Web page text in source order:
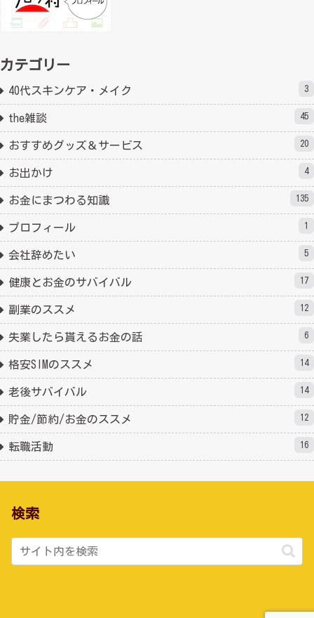
カテゴリー
40代スキンケア・メイク 3
the雑談 45
おすすめグッズ＆サービス 20
お出かけ 4
お金にまつわる知識 135
プロフィール 1
会社辞めたい 5
健康とお金のサバイバル 17
副業のススメ 12
失業したら貰えるお金の話 6
格安SIMのススメ 14
老後サバイバル 14
貯金/節約/お金のススメ 12
転職活動 16
検索